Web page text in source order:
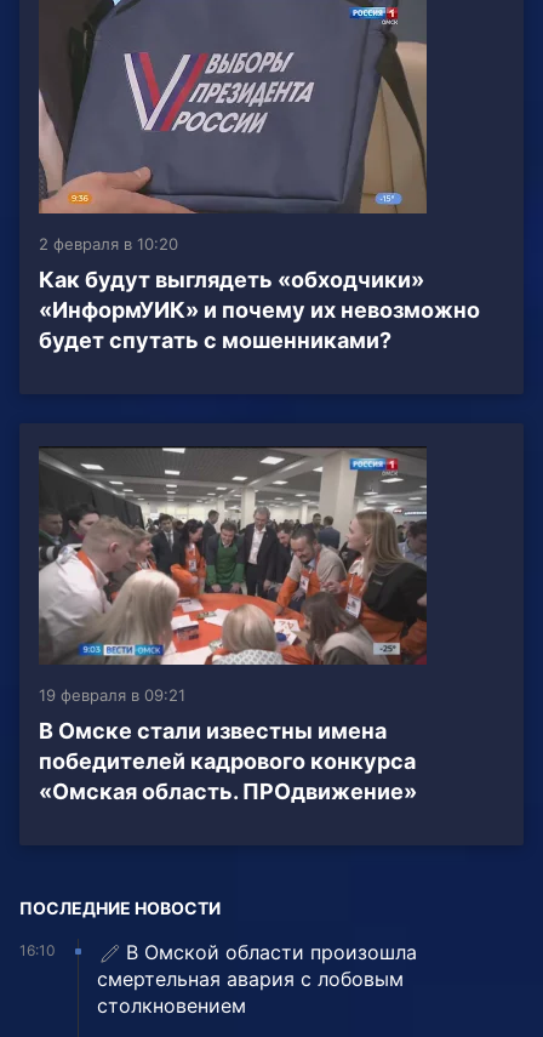
2 февраля в 10:20
Как будут выглядеть «обходчики»
«ИнформУИК» и почему их невозможно
будет спутать с мошенниками?
19 февраля в 09:21
В Омске стали известны имена
победителей кадрового конкурса
«Омская область. ПРОдвижение»
ПОСЛЕДНИЕ НОВОСТИ
16:10
В Омской области произошла
смертельная авария с лобовым
столкновением